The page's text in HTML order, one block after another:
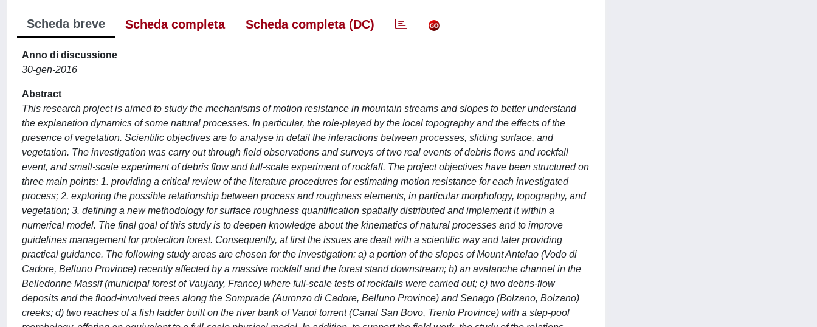
Scheda breve Scheda completa Scheda completa (DC)
Anno di discussione
30-gen-2016
Abstract
This research project is aimed to study the mechanisms of motion resistance in mountain streams and slopes to better understand
the explanation dynamics of some natural processes. In particular, the role-played by the local topography and the effects of the
presence of vegetation. Scientific objectives are to analyse in detail the interactions between processes, sliding surface, and
vegetation. The investigation was carry out through field observations and surveys of two real events of debris flows and rockfall
event, and small-scale experiment of debris flow and full-scale experiment of rockfall. The project objectives have been structured on
three main points: 1. providing a critical review of the literature procedures for estimating motion resistance for each investigated
process; 2. exploring the possible relationship between process and roughness elements, in particular morphology, topography, and
vegetation; 3. defining a new methodology for surface roughness quantification spatially distributed and implement it within a
numerical model. The final goal of this study is to deepen knowledge about the kinematics of natural processes and to improve
guidelines management for protection forest. Consequently, at first the issues are dealt with a scientific way and later providing
practical guidance. The following study areas are chosen for the investigation: a) a portion of the slopes of Mount Antelao (Vodo di
Cadore, Belluno Province) recently affected by a massive rockfall and the forest stand downstream; b) an avalanche channel in the
Belledonne Massif (municipal forest of Vaujany, France) where full-scale tests of rockfalls were carried out; c) two debris-flow
deposits and the flood-involved trees along the Somprade (Auronzo di Cadore, Belluno Province) and Senago (Bolzano, Bolzano)
creeks; d) two reaches of a fish ladder built on the river bank of Vanoi torrent (Canal San Bovo, Trento Province) with a step-pool